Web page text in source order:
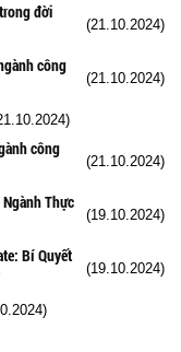
đời
(21.10.2024)
công
(21.10.2024)
công
(21.10.2024)
Thực
(19.10.2024)
Bí Quyết
(19.10.2024)